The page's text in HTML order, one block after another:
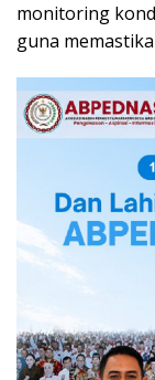
monitoring
guna